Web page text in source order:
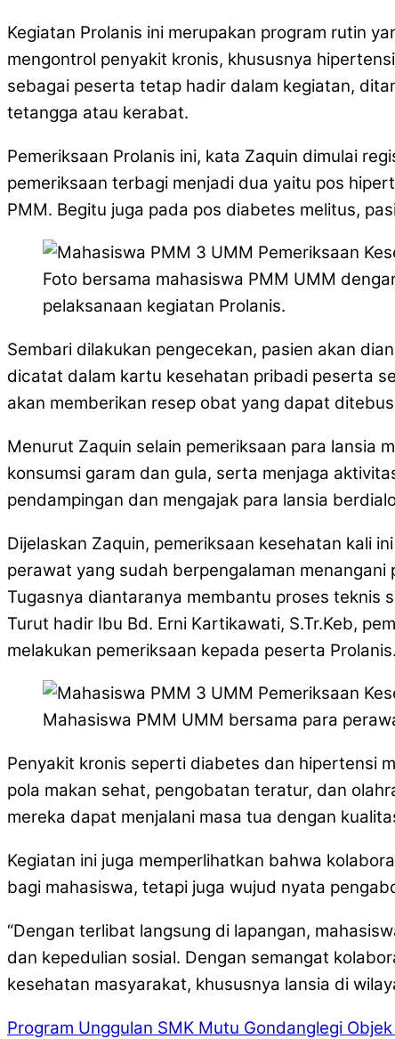
Kegiatan Prolanis ini merupakan program rutin
mengontrol penyakit kronis, khususnya
sebagai peserta tetap hadir dalam kegiatan,
tetangga atau kerabat.
Pemeriksaan Prolanis ini, kata Zaquin dimulai
pemeriksaan terbagi menjadi dua yaitu pos
PMM. Begitu juga pada pos diabetes melitus,
Foto bersama mahasiswa PMM UMM
pelaksanaan kegiatan Prolanis.
Sembari dilakukan pengecekan, pasien akan
dicatat dalam kartu kesehatan pribadi peserta
akan memberikan resep obat yang dapat
Menurut Zaquin selain pemeriksaan para lansia
konsumsi garam dan gula, serta menjaga
pendampingan dan mengajak para lansia
Dijelaskan Zaquin, pemeriksaan kesehatan kali
perawat yang sudah berpengalaman
Tugasnya diantaranya membantu proses teknis
Turut hadir Ibu Bd. Erni Kartikawati, S.Tr.Keb,
melakukan pemeriksaan kepada peserta Prolanis.
Mahasiswa PMM UMM bersama para
Penyakit kronis seperti diabetes dan hipertensi
pola makan sehat, pengobatan teratur, dan
mereka dapat menjalani masa tua dengan
Kegiatan ini juga memperlihatkan bahwa
bagi mahasiswa, tetapi juga wujud nyata
“Dengan terlibat langsung di lapangan,
dan kepedulian sosial. Dengan semangat
kesehatan masyarakat, khususnya lansia di
Program Unggulan SMK Mutu Gondanglegi